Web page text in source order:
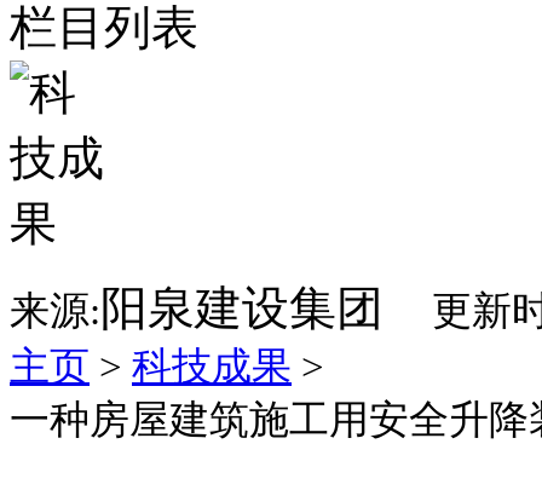
栏目列表
来源:阳泉建设集团
更新
主页 > 科技成果 >
一种房屋建筑施工用安全升降